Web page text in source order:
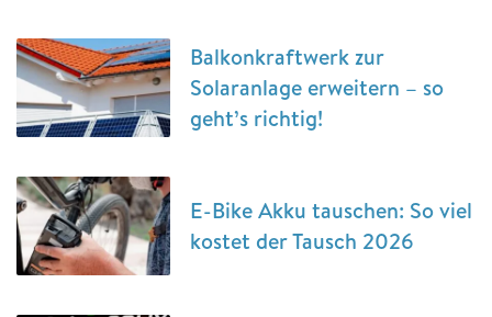
Balkonkraftwerk zur
Solaranlage erweitern – so
geht’s richtig!
E-Bike Akku tauschen: So viel
kostet der Tausch 2026